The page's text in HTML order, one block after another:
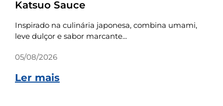
Katsuo Sauce
Inspirado na culinária japonesa, combina umami,
leve dulçor e sabor marcante...
05/08/2026
Ler mais